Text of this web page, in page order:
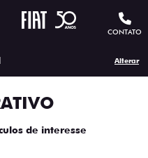
CONTATO
Alterar
de interesse